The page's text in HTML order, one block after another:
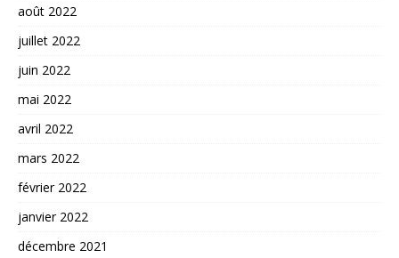
août 2022
juillet 2022
juin 2022
mai 2022
avril 2022
mars 2022
février 2022
janvier 2022
décembre 2021